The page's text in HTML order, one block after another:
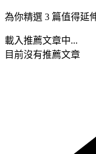
為你精選 3 篇值得延
載入推薦文章中...
目前沒有推薦文章